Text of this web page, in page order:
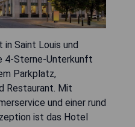
Saint Louis und
4-Sterne-Unterkunft
Parkplatz,
Restaurant. Mit
und einer rund
ist das Hotel